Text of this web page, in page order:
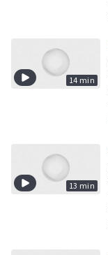
14 min
13 min